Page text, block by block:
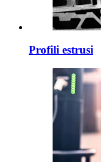
Profili estrusi